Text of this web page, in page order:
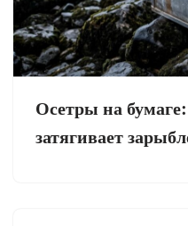
Осетры на
затягивает